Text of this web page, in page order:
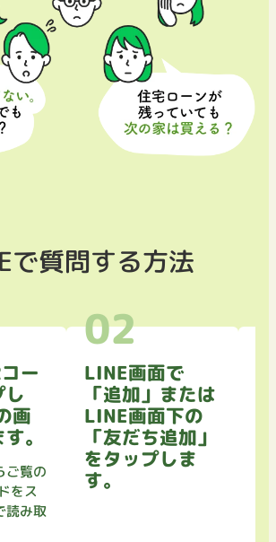
で質問する方法
ー
し
画
。
ご覧の
をス
読み取
LINE画面で
「追加」または
LINE画面下の
「友だち追加」
をタップしま
す。